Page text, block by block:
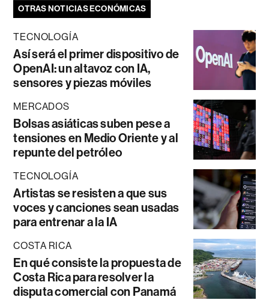
OTRAS NOTICIAS ECONÓMICAS
TECNOLOGÍA
Así será el primer dispositivo de
OpenAI: un altavoz con IA,
sensores y piezas móviles
MERCADOS
Bolsas asiáticas suben pese a
tensiones en Medio Oriente y al
repunte del petróleo
TECNOLOGÍA
Artistas se resisten a que sus
voces y canciones sean usadas
para entrenar a la IA
COSTA RICA
En qué consiste la propuesta de
Costa Rica para resolver la
disputa comercial con Panamá